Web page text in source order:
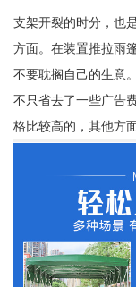
支架开裂的时分，也
方面。在装置推拉雨
不要耽搁自己的生意
不只省去了一些广告
格比较高的，其他方